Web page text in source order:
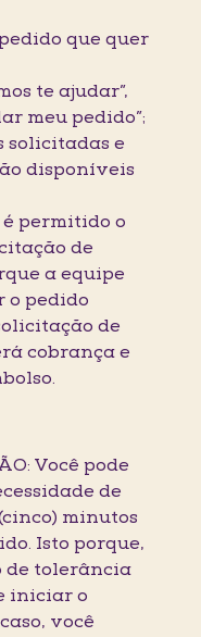
que quer
te ajudar”,
meu pedido”;
solicitadas e
disponíveis
é permitido o
de
a equipe
o pedido
de
cobrança e
Você pode
de
minutos
Isto porque,
de tolerância
iniciar o
você